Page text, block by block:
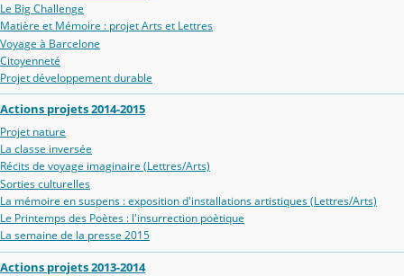
Le Big Challenge
Matière et Mémoire : projet Arts et Lettres
Voyage à Barcelone
Citoyenneté
Projet développement durable
Actions projets 2014-2015
Projet nature
La classe inversée
Récits de voyage imaginaire (Lettres/Arts)
Sorties culturelles
La mémoire en suspens : exposition d'installations artistiques (Lettres/Arts)
Le Printemps des Poètes : l'insurrection poètique
La semaine de la presse 2015
Actions projets 2013-2014